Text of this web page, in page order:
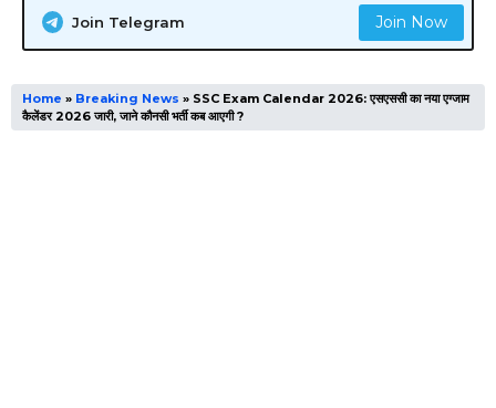
Join Telegram Join Now
Home » Breaking News » SSC Exam Calendar 2026: एसएससी का नया एग्जाम
कैलेंडर 2026 जारी, जाने कौनसी भर्ती कब आएगी ?